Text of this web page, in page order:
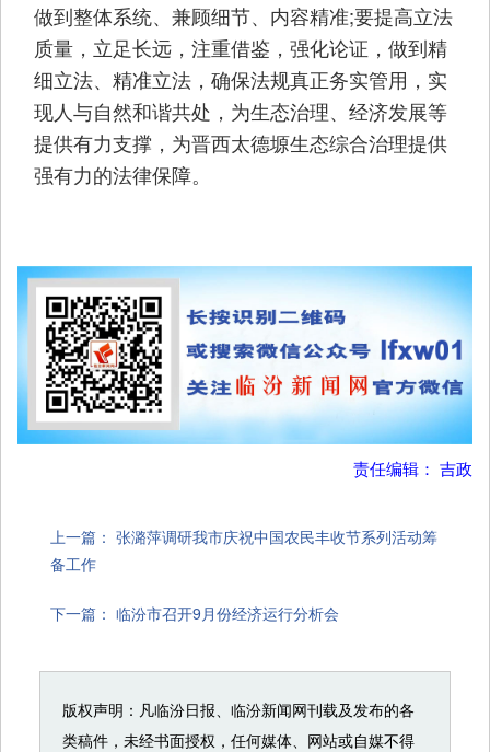
做到整体系统、兼顾细节、内容精准;要提高立法
质量，立足长远，注重借鉴，强化论证，做到精
细立法、精准立法，确保法规真正务实管用，实
现人与自然和谐共处，为生态治理、经济发展等
提供有力支撑，为晋西太德塬生态综合治理提供
强有力的法律保障。
责任编辑： 吉政
上一篇： 张潞萍调研我市庆祝中国农民丰收节系列活动筹
备工作
下一篇： 临汾市召开9月份经济运行分析会
版权声明：凡临汾日报、临汾新闻网刊载及发布的各
类稿件，未经书面授权，任何媒体、网站或自媒不得